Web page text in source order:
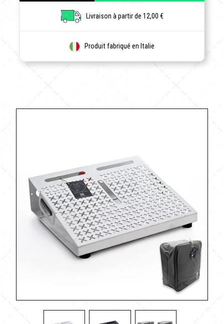
Livraison à partir de 12,00 €
Produit fabriqué en Italie